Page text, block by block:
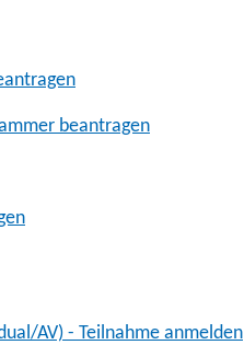
beantragen
AV) - Teilnahme anmelden